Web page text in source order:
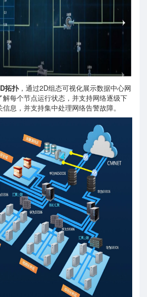
拓扑，通过2D组态可视化展示数据中心网
每个节点运行状态，并支持网络逐级下
息，并支持集中处理网络告警故障。